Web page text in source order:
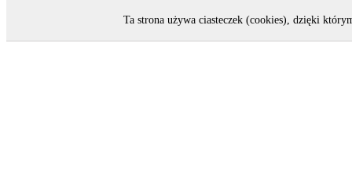
Ta strona używa ciasteczek (cookies), dzięki